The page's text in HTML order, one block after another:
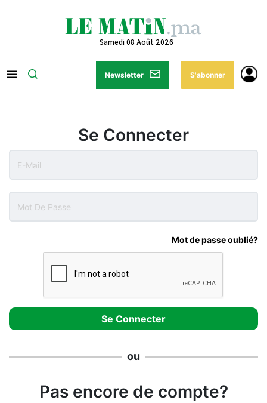
Samedi 08 Août 2026
Newsletter S'abonner
Se Connecter
Mot de passe oublié?
ou
Pas encore de compte?